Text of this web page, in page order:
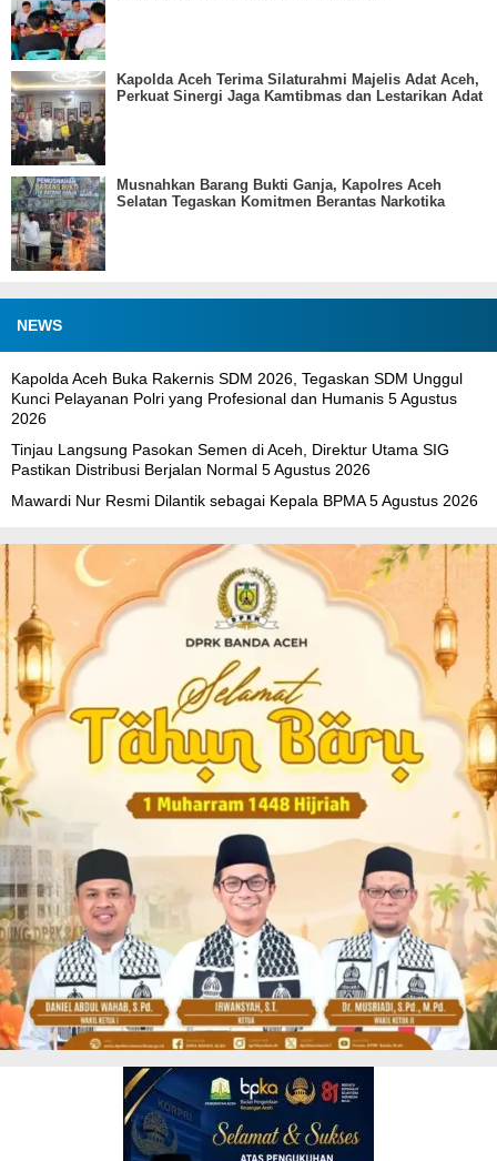
Kapolda Aceh Terima Silaturahmi Majelis Adat Aceh,
Perkuat Sinergi Jaga Kamtibmas dan Lestarikan Adat
Musnahkan Barang Bukti Ganja, Kapolres Aceh
Selatan Tegaskan Komitmen Berantas Narkotika
NEWS
Kapolda Aceh Buka Rakernis SDM 2026, Tegaskan SDM Unggul
Kunci Pelayanan Polri yang Profesional dan Humanis 5 Agustus
2026
Tinjau Langsung Pasokan Semen di Aceh, Direktur Utama SIG
Pastikan Distribusi Berjalan Normal 5 Agustus 2026
Mawardi Nur Resmi Dilantik sebagai Kepala BPMA 5 Agustus 2026